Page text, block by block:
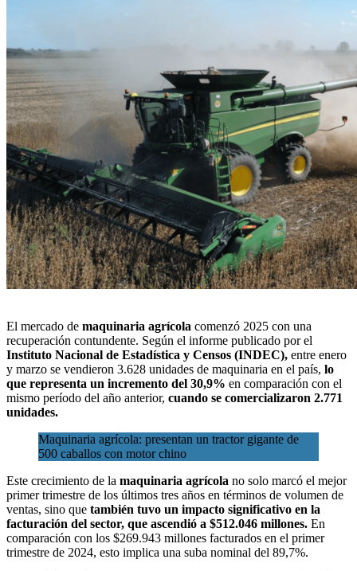
El mercado de maquinaria agrícola comenzó 2025 con una
recuperación contundente. Según el informe publicado por el
Instituto Nacional de Estadística y Censos (INDEC), entre enero
y marzo se vendieron 3.628 unidades de maquinaria en el país, lo
que representa un incremento del 30,9% en comparación con el
mismo período del año anterior, cuando se comercializaron 2.771
unidades.
Maquinaria agrícola: presentan un tractor gigante de
500 caballos con motor chino
Este crecimiento de la maquinaria agrícola no solo marcó el mejor
primer trimestre de los últimos tres años en términos de volumen de
ventas, sino que también tuvo un impacto significativo en la
facturación del sector, que ascendió a $512.046 millones. En
comparación con los $269.943 millones facturados en el primer
trimestre de 2024, esto implica una suba nominal del 89,7%.